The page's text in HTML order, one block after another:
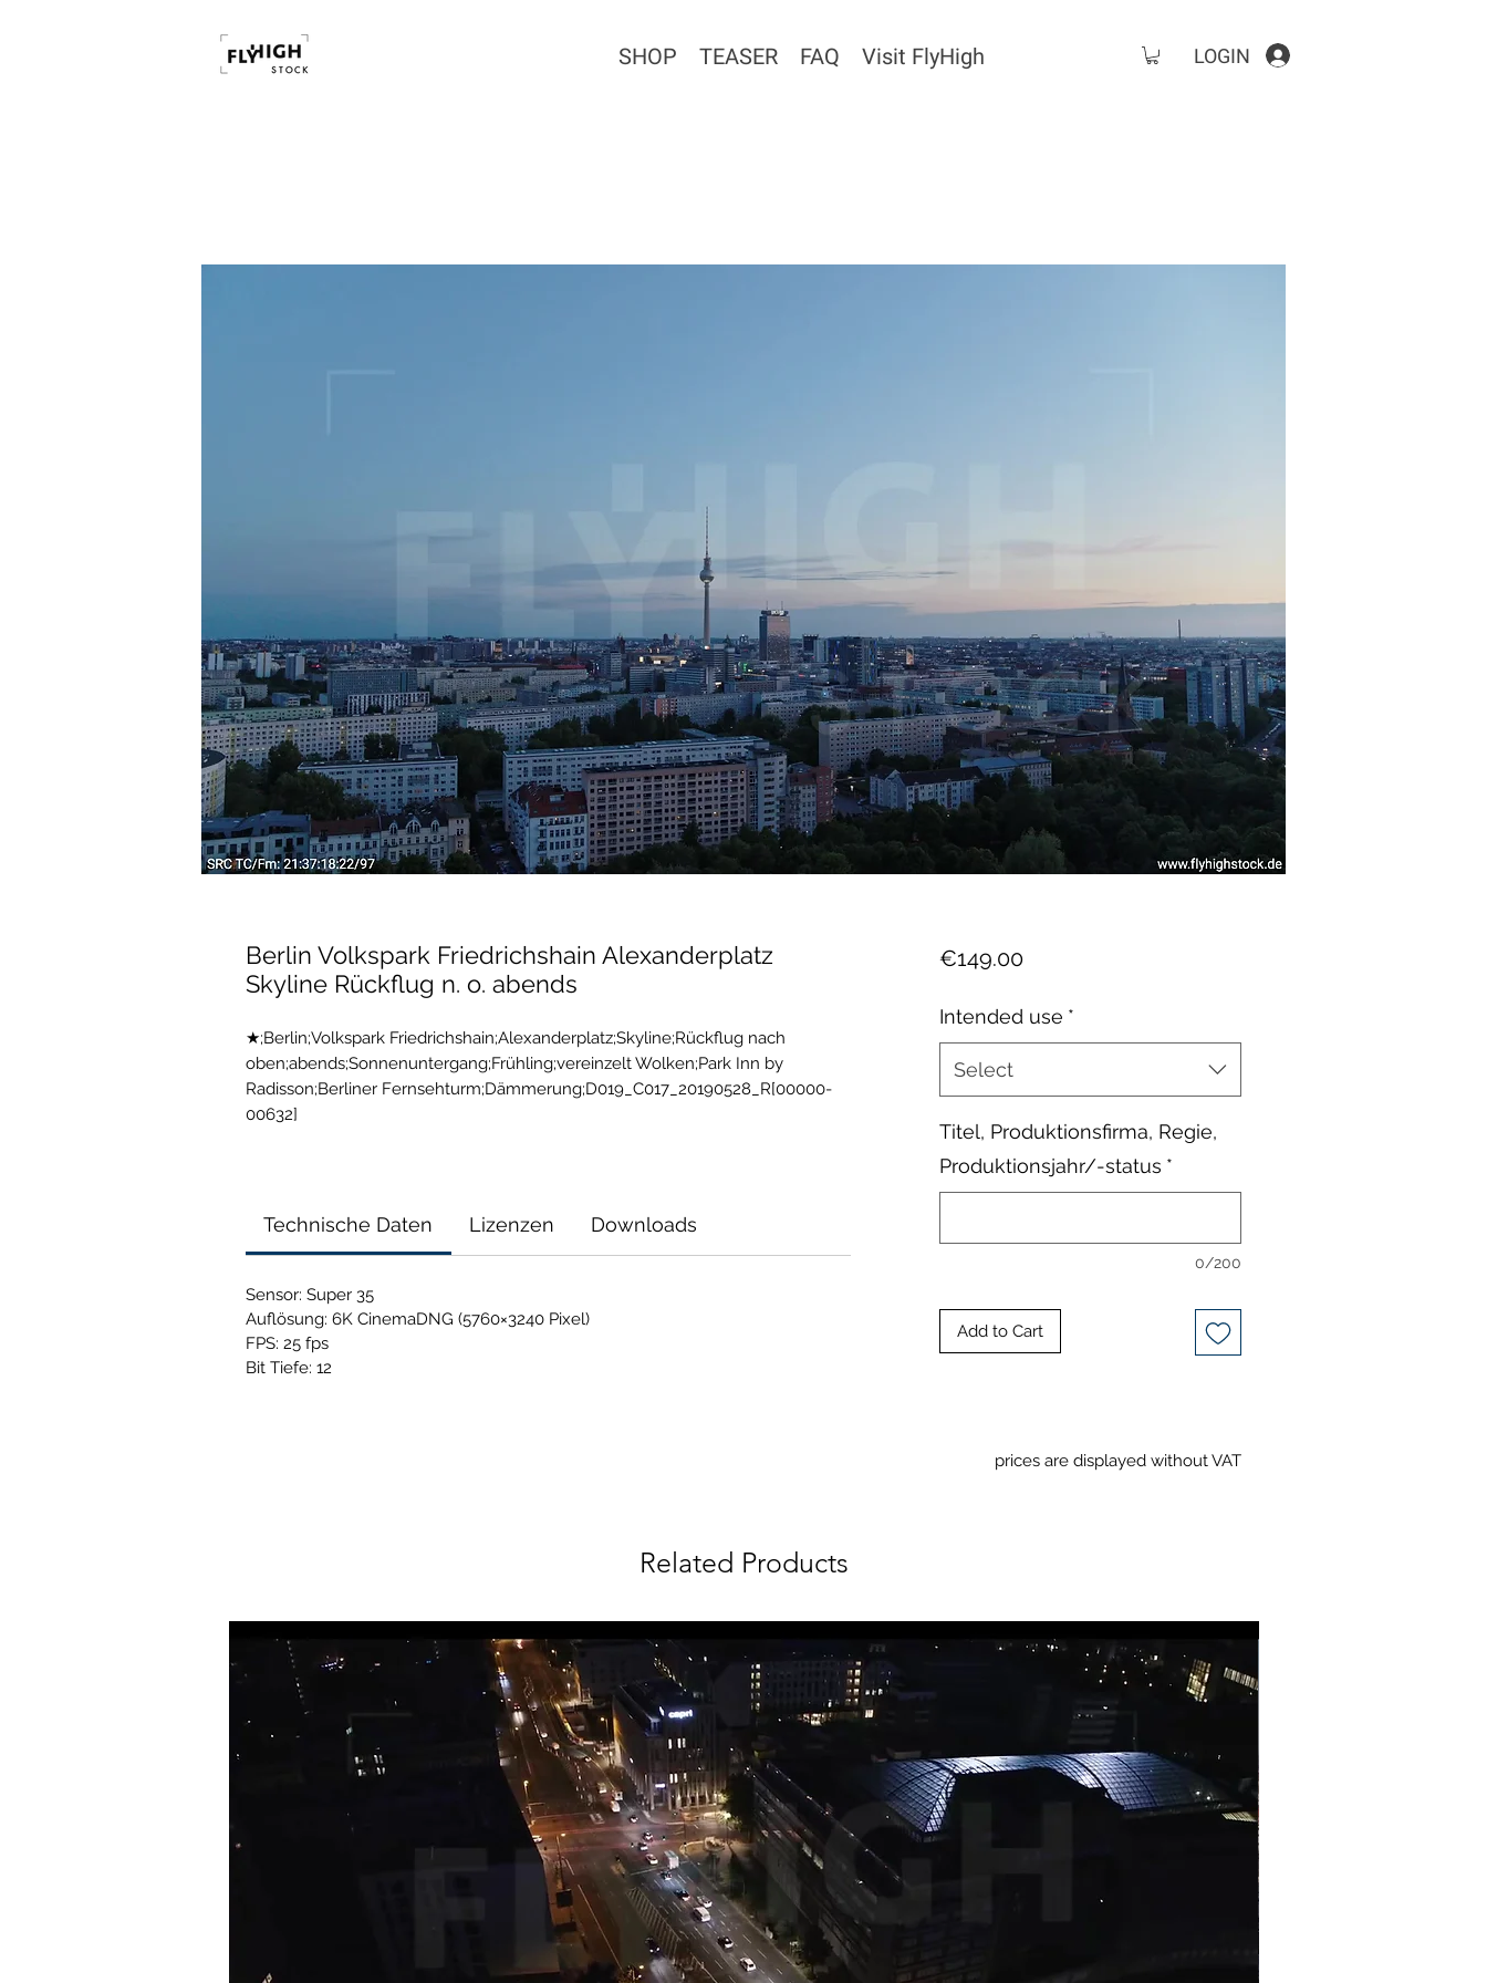
SHOP TEASER FAQ Visit FlyHigh LOGIN
Berlin Volkspark Friedrichshain Alexanderplatz
Skyline Rückflug n. o. abends
★;Berlin;Volkspark Friedrichshain;Alexanderplatz;Skyline;Rückflug nach
oben;abends;Sonnenuntergang;Frühling;vereinzelt Wolken;Park Inn by
Radisson;Berliner Fernsehturm;Dämmerung;D019_C017_20190528_R[00000-
00632]
Technische Daten Lizenzen Downloads
Sensor: Super 35
Auflösung: 6K CinemaDNG (5760×3240 Pixel)
FPS: 25 fps
Bit Tiefe: 12
€149.00Price
Intended use *
Select
Titel, Produktionsfirma, Regie,
Produktionsjahr/-status *
0/200
Add to Cart
prices are displayed without VAT
Related Products